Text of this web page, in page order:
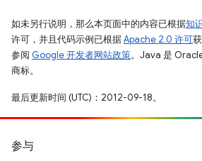
如未另行说明，那么本页面中的内容已根据知
许可，并且代码示例已根据Apache 2.0 许可
参阅 Google 开发者网站政策。Java 是
商标。
最后更新时间 (UTC)：2012-09-18。
参与